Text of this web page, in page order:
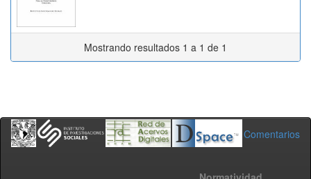
Mostrando resultados 1 a 1 de 1
Comentarios